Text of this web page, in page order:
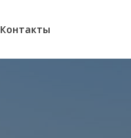
Контакты